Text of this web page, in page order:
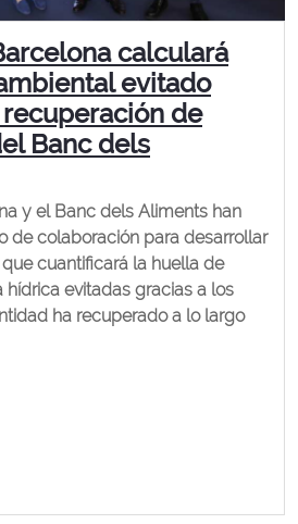
calculará
evitado
de
Banc dels
y el Banc dels Aliments han
de colaboración para desarrollar
cuantificará la huella de
evitadas gracias a los
ha recuperado a lo largo